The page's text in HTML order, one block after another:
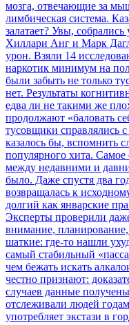
мозга, отвечающие за
лимбическая система.
залатает? Увы,
Хиллари Анг и Марк
урон. Взяли 14
наркотик минимум на
были забыть не только
нет. Результаты
едва ли не такими же
продолжают «баловать
тусовщики справлялись
казалось бы, вспомнить
популярного хита.
между недавними и
было. Даже спустя два
возвращалась к
долгий как январские
Эксперты проверили
внимание,
шаткие: где-то нашли
самый стабильный
чем бежать искать
честно признают:
случаев данные
отслеживали людей
употребляет экстази в